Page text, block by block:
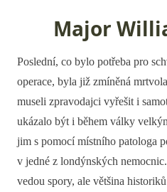
Major
Poslední, co bylo potřeba pro
operace, byla již zmíněná
museli zpravodajci vyřešit i
ukázalo být i během války
jim s pomocí místního patologa
v jedné z londýnských
vedou spory, ale většina